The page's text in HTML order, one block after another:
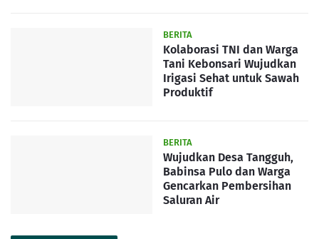
BERITA
Kolaborasi TNI dan Warga
Tani Kebonsari Wujudkan
Irigasi Sehat untuk Sawah
Produktif
BERITA
Wujudkan Desa Tangguh,
Babinsa Pulo dan Warga
Gencarkan Pembersihan
Saluran Air